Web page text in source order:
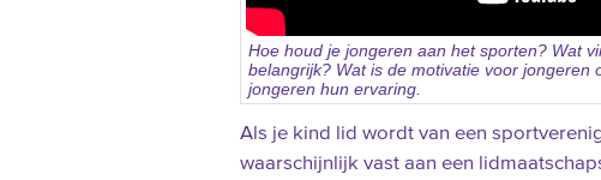
Hoe houd je jongeren aan het sporten? Wat
belangrijk? Wat is de motivatie voor
jongeren hun ervaring.
Als je kind lid wordt van een
waarschijnlijk vast aan een